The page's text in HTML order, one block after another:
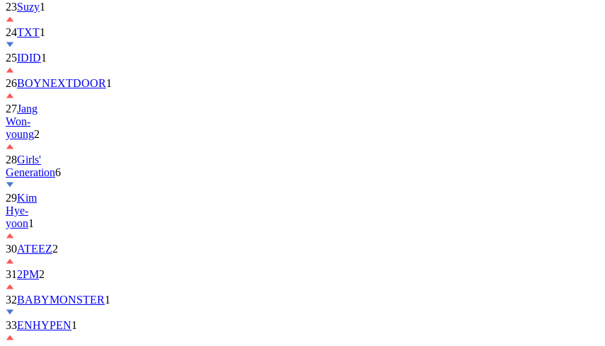
24TXT1
25IDID1
26BOYNEXTDOOR
27Jang
Won-
young2
28Girls'
Generation
29Kim
Hye-
yoon1
30ATEEZ
312PM2
32 BABYMONSTER
33ENHYPEN1
34ILLIT6